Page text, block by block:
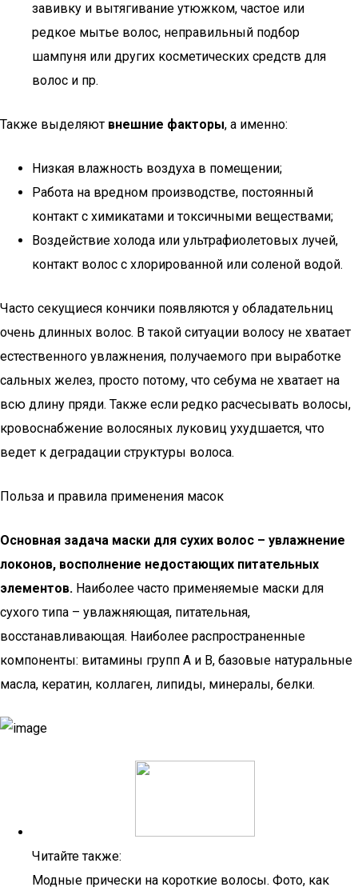
завивку и вытягивание утюжком, частое или
редкое мытье волос, неправильный подбор
шампуня или других косметических средств для
волос и пр.
Также выделяют внешние факторы, а именно:
Низкая влажность воздуха в помещении;
Работа на вредном производстве, постоянный
контакт с химикатами и токсичными веществами;
Воздействие холода или ультрафиолетовых лучей,
контакт волос с хлорированной или соленой водой.
Часто секущиеся кончики появляются у обладательниц
очень длинных волос. В такой ситуации волосу не хватает
естественного увлажнения, получаемого при выработке
сальных желез, просто потому, что себума не хватает на
всю длину пряди. Также если редко расчесывать волосы,
кровоснабжение волосяных луковиц ухудшается, что
ведет к деградации структуры волоса.
Польза и правила применения масок
Основная задача маски для сухих волос – увлажнение
локонов, восполнение недостающих питательных
элементов. Наиболее часто применяемые маски для
сухого типа – увлажняющая, питательная,
восстанавливающая. Наиболее распространенные
компоненты: витамины групп A и B, базовые натуральные
масла, кератин, коллаген, липиды, минералы, белки.
Читайте также:
Модные прически на короткие волосы. Фото, как